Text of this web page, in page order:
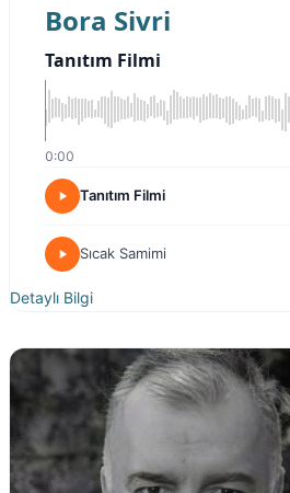
Bora Sivri
Tanıtım Filmi
0:00
Tanıtım Filmi
Sıcak Samimi
Detaylı Bilgi